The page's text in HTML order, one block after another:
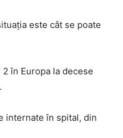
este cât se poate
în Europa la decese
internate în spital, din